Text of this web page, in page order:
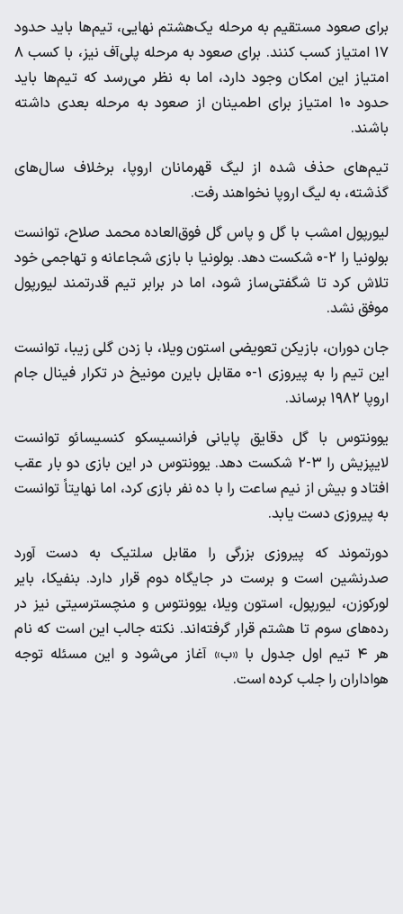
برای صعود مستقیم به مرحله یک‌هشتم نهایی، تیم‌ها باید حدود
۱۷ امتیاز کسب کنند. برای صعود به مرحله پلی‌آف نیز، با کسب ۸
امتیاز این امکان وجود دارد، اما به نظر می‌رسد که تیم‌ها باید
حدود ۱۰ امتیاز برای اطمینان از صعود به مرحله بعدی داشته
باشند.
تیم‌های حذف شده از لیگ قهرمانان اروپا، برخلاف سال‌های
گذشته، به لیگ اروپا نخواهند رفت.
لیورپول امشب با گل و پاس گل فوق‌العاده محمد صلاح، توانست
بولونیا را ۲-۰ شکست دهد. بولونیا با بازی شجاعانه و تهاجمی خود
تلاش کرد تا شگفتی‌ساز شود، اما در برابر تیم قدرتمند لیورپول
موفق نشد.
جان دوران، بازیکن تعویضی استون ویلا، با زدن گلی زیبا، توانست
این تیم را به پیروزی ۱-۰ مقابل بایرن مونیخ در تکرار فینال جام
اروپا ۱۹۸۲ برساند.
یوونتوس با گل دقایق پایانی فرانسیسکو کنسیسائو توانست
لایپزیش را ۳-۲ شکست دهد. یوونتوس در این بازی دو بار عقب
افتاد و بیش از نیم ساعت را با ده نفر بازی کرد، اما نهایتاً توانست
به پیروزی دست یابد.
دورتموند که پیروزی بزرگی را مقابل سلتیک به دست آورد
صدرنشین است و برست در جایگاه دوم قرار دارد. بنفیکا، بایر
لورکوزن، لیورپول، استون ویلا، یوونتوس و منچسترسیتی نیز در
رده‌های سوم تا هشتم قرار گرفته‌اند. نکته جالب این است که نام
هر ۴ تیم اول جدول با «ب» آغاز می‌شود و این مسئله توجه
هواداران را جلب کرده است.